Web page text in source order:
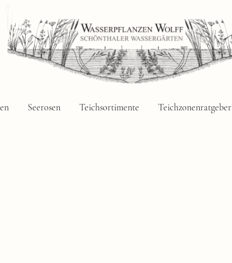
Seerosen Teichsortimente Teichzonenratgeber